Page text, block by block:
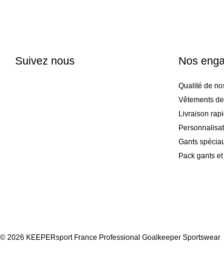
Suivez nous Nos
Qualité de
Vêtements
Livraison
Gants
Pack gants
© 2026 KEEPERsport France Professional Goalkeeper Sportswear